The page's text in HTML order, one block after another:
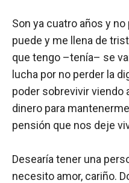
Son ya cuatro años y
puede y me llena de
que tengo –tenía– se
lucha por no perder la
poder sobrevivir viendo
dinero para
pensión que nos deje
Desearía tener una
necesito amor, cariño.